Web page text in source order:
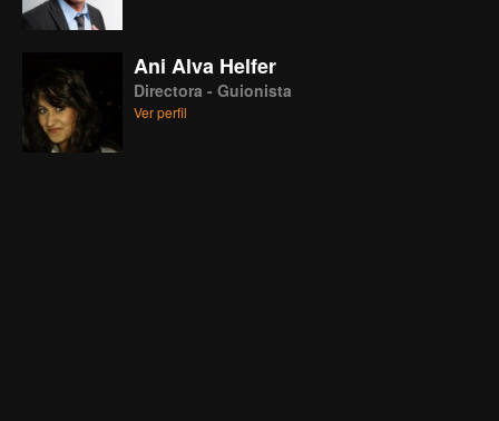
Ani Alva Helfer
Directora - Guionista
Ver perfil